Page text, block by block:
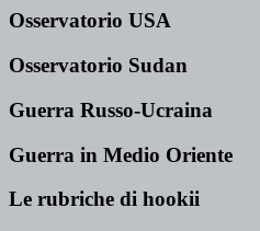
Osservatorio USA
Osservatorio Sudan
Guerra Russo-Ucraina
Guerra in Medio Oriente
Le rubriche di hookii